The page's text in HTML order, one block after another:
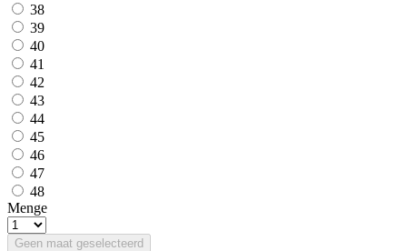
38
39
40
41
42
43
44
45
46
47
48
Menge
Geen maat geselecteerd